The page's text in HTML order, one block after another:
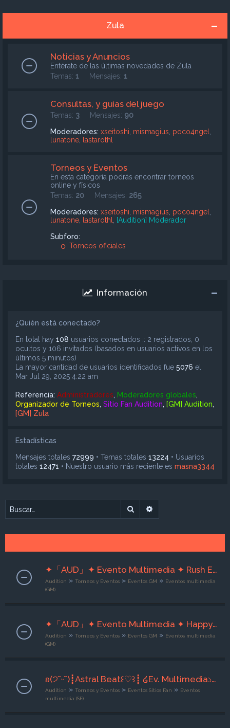
Zula
Noticias y Anuncios
Entérate de las últimas novedades de Zula
Temas: 1 Mensajes: 1
Consultas, y guías del juego
Temas: 3 Mensajes: 90
Moderadores: xseitoshi mismagius poco4ngel
lunatone
lastarothl
Torneos y Eventos
En esta categoría podrás encontrar torneos
online y físicos
Temas: 20 Mensajes: 265
Moderadores: xseitoshi mismagius poco4ngel
lunatone
lastarothl
[Audition] Moderador
Subforo:
Torneos oficiales
Información
¿Quién está conectado?
En total hay 108 usuarios conectados :: 2 registrados, 0
ocultos y 106 invitados (basados en usuarios activos en los
últimos 5 minutos)
La mayor cantidad de usuarios identificados fue 5076 el
Mar Jul 29, 2025 4:22 am
Referencia: Administradores, Moderadores globales,
Organizador de Torneos, Sitio Fan Audition, [GM] Audition,
[GM] Zula
Estadísticas
Mensajes totales 72999 • Temas totales 13224 • Usuarios
totales 12471 • Nuestro usuario más reciente es masna3344
Buscar
✦「AUD」✦ Evento Multimedia ✦ Rush Extremo ✦ 08/08/26 ★ 10/08/26 ★ GM Dàrk ★
Audition » Torneos y Eventos » Eventos GM » Eventos multimedia
(GM)
✦「AUD」✦ Evento Multimedia ✦ Happy Up ✦ 08/08/26 ★ 10/08/26 ★ GM Dàrk ★
Audition » Torneos y Eventos » Eventos GM » Eventos multimedia
(GM)
ʚ(੭˘ᵕ˘)┋Astral Beat꒰♡︎꒱┋ ໒Ev. Multimedia১✦໒❝Ivory Smile❞১ ┋09-11/08/2026┋-` ꒰♡︎꒱Adm. Nyxara꒰♡︎꒱´-
Audition » Torneos y Eventos » Eventos Sitios Fan » Eventos
multimedia (SF)